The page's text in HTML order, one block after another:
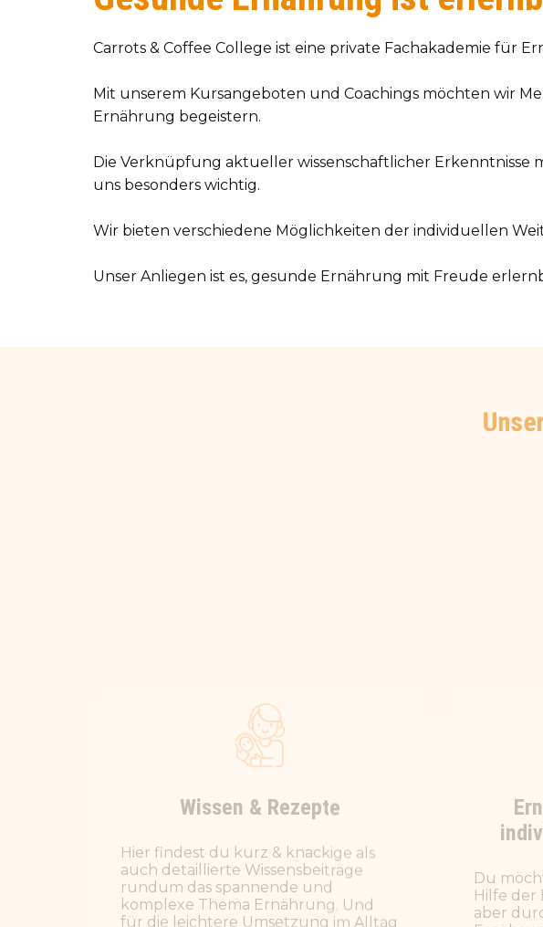
Carrots & Coffee College ist eine private Fachakademie für
Mit unserem Kursangeboten und Coachings möchten wir
Ernährung begeistern.
Die Verknüpfung aktueller wissenschaftlicher
uns besonders wichtig.
Wir bieten verschiedene Möglichkeiten der individuellen
Unser Anliegen ist es, gesunde Ernährung mit Freude
Unser
für die leichtere Umsetzung im Alltag
gibt’s hier regelmäßig viele gesunde
und leckere Rezeptideen zum
KURZBEITRÄGE UND REZEPTE
VIDEOS
PODCAST
aber
richtig
die